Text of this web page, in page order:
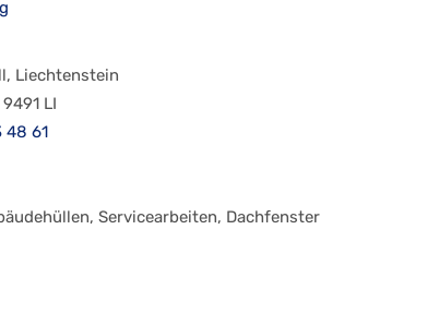
Liechtenstein
9491 LI
48 61
Servicearbeiten, Dachfenster